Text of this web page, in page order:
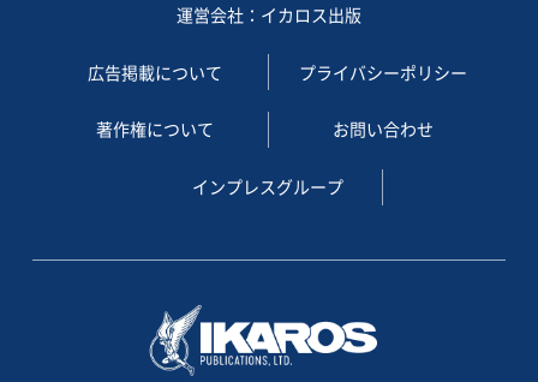
運営会社：イカロス出版
広告掲載について プライバシーポリシー
著作権について お問い合わせ
インプレスグループ